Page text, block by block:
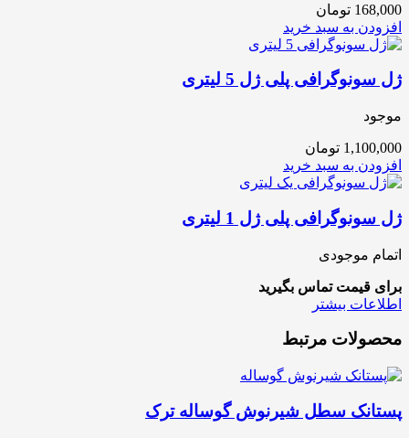
168,000 تومان
افزودن به سبد خرید
ژل سونوگرافی پلی ژل 5 لیتری
موجود
1,100,000 تومان
افزودن به سبد خرید
ژل سونوگرافی پلی ژل 1 لیتری
اتمام موجودی
برای قیمت تماس بگیرید
اطلاعات بیشتر
محصولات مرتبط
پستانک سطل شیرنوش گوساله ترک